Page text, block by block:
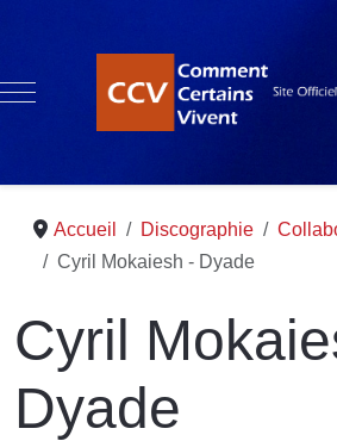
Mobile Menu Toggle
Accueil Discographie
Cyril Mokaiesh - Dyade
Cyril
Dyade